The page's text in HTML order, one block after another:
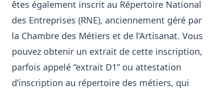
êtes également inscrit au Répertoire National
des Entreprises (RNE), anciennement géré par
la Chambre des Métiers et de l’Artisanat. Vous
pouvez obtenir un extrait de cette inscription,
parfois appelé “extrait D1” ou attestation
d’inscription au répertoire des métiers, qui